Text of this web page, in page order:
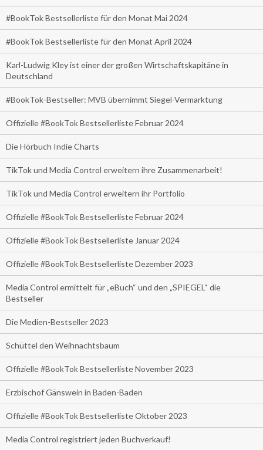
#BookTok Bestsellerliste für den Monat Mai 2024
#BookTok Bestsellerliste für den Monat April 2024
Karl-Ludwig Kley ist einer der großen Wirtschaftskapitäne in
Deutschland
#BookTok-Bestseller: MVB übernimmt Siegel-Vermarktung
Offizielle #BookTok Bestsellerliste Februar 2024
Die Hörbuch Indie Charts
TikTok und Media Control erweitern ihre Zusammenarbeit!
TikTok und Media Control erweitern ihr Portfolio
Offizielle #BookTok Bestsellerliste Februar 2024
Offizielle #BookTok Bestsellerliste Januar 2024
Offizielle #BookTok Bestsellerliste Dezember 2023
Media Control ermittelt für „eBuch“ und den „SPIEGEL“ die
Bestseller
Die Medien-Bestseller 2023
Schüttel den Weihnachtsbaum
Offizielle #BookTok Bestsellerliste November 2023
Erzbischof Gänswein in Baden-Baden
Offizielle #BookTok Bestsellerliste Oktober 2023
Media Control registriert jeden Buchverkauf!